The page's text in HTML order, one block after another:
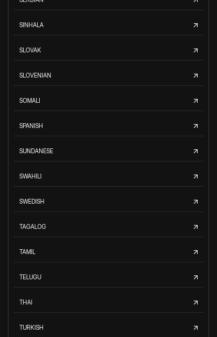
SINHALA
SLOVAK
SLOVENIAN
SOMALI
SPANISH
SUNDANESE
SWAHILI
SWEDISH
TAGALOG
TAMIL
TELUGU
THAI
TURKISH